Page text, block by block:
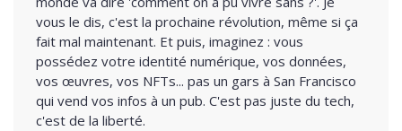
vous le dis, c'est la prochaine révolution, même si ça
fait mal maintenant. Et puis, imaginez : vous
possédez votre identité numérique, vos données,
vos œuvres, vos NFTs... pas un gars à San Francisco
qui vend vos infos à un pub. C'est pas juste du tech,
c'est de la liberté.